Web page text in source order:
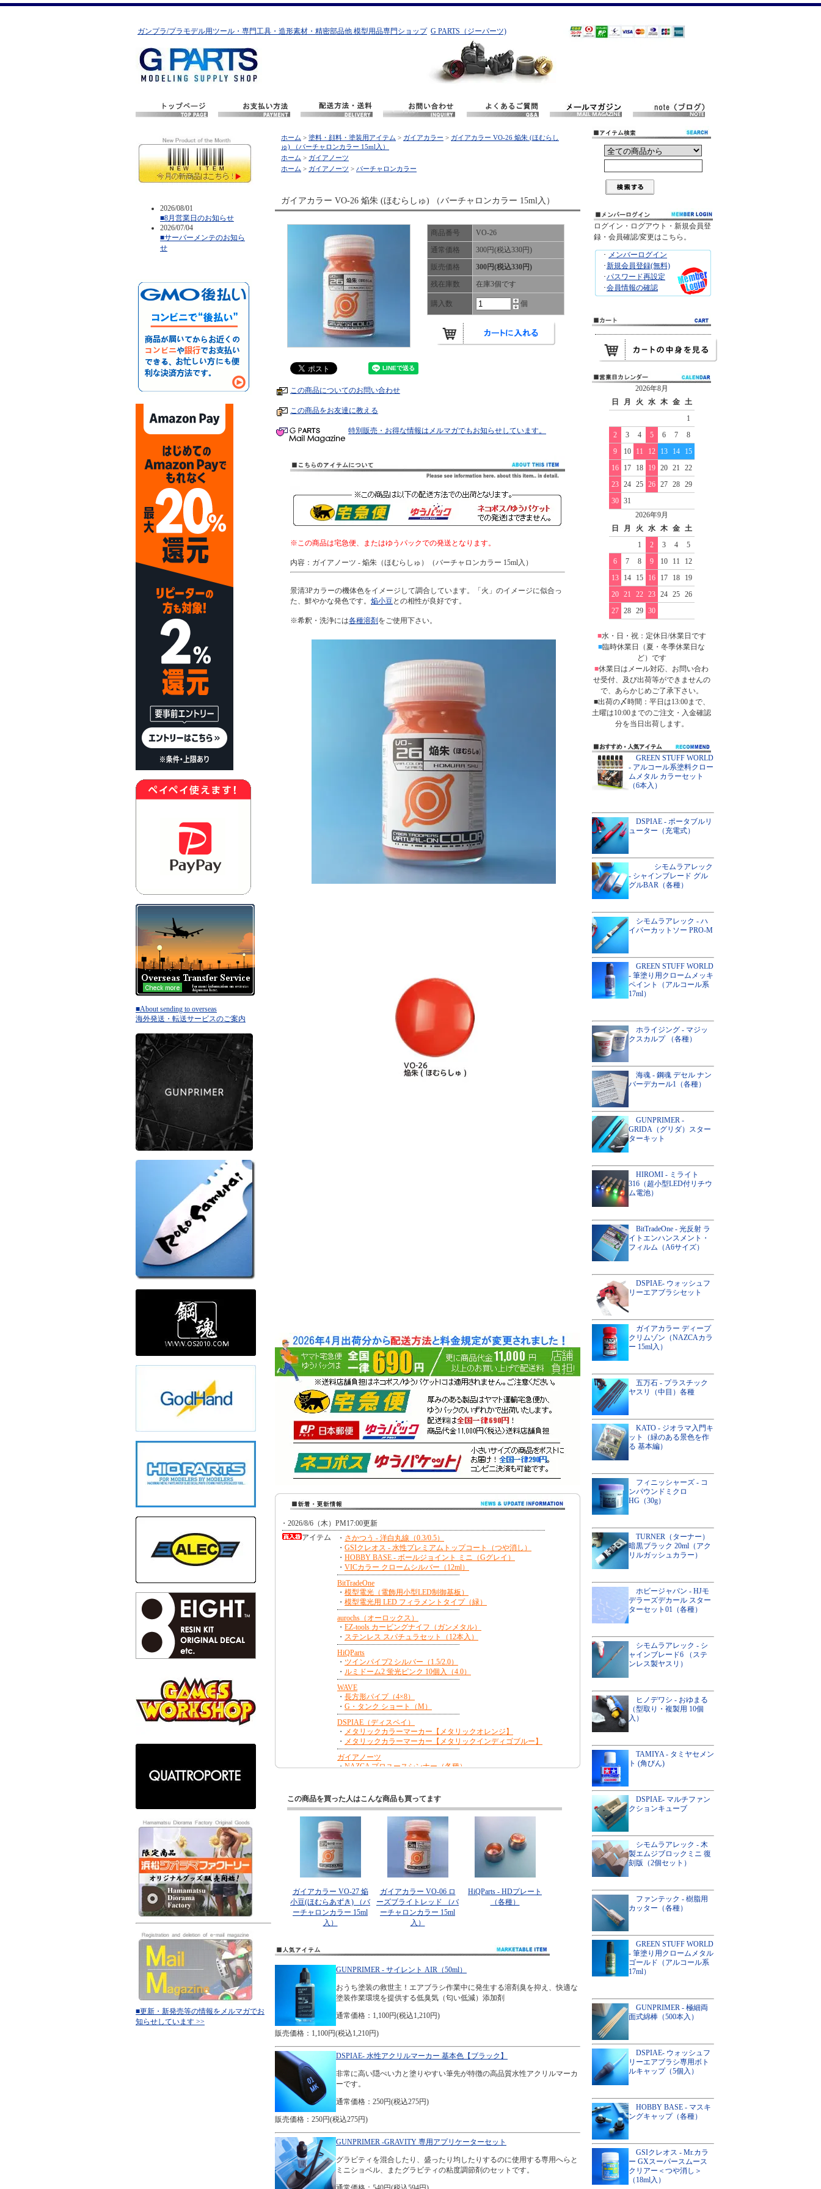
ガンプラ/プラモデル用ツール・専門工具・造形素材・精密部品他 模型用品専門ショップ G PARTS（ジーパーツ)
2026/08/01
■8月営業日のお知らせ
2026/07/04
■サーバーメンテのお知ら
せ
■About sending to overseas
海外発送・転送サービスのご案内
■更新・新発売等の情報をメルマガでお
知らせしています >>
ホーム > 塗料・顔料・塗装用アイテム > ガイアカラー > ガイアカラー VO-26 焔朱 (ほむらし
ゅ) （バーチャロンカラー 15ml入）
ホーム > ガイアノーツ
ホーム > ガイアノーツ > バーチャロンカラー
ガイアカラー VO-26 焔朱 (ほむらしゅ) （バーチャロンカラー 15ml入）
商品番号
VO-26
通常価格
300円(税込330円)
販売価格
300円(税込330円)
残在庫数
在庫3個です
購入数 個
この商品についてのお問い合わせ
この商品をお友達に教える
特別販売・お得な情報はメルマガでもお知らせしています。
※この商品は宅急便、またはゆうパックでの発送となります。
内容：ガイアノーツ - 焔朱（ほむらしゅ）（バーチャロンカラー 15ml入）
景清3Pカラーの機体色をイメージして調合しています。「火」のイメージに似合っ
た、鮮やかな発色です。 焔小豆 との相性が良好です。
※希釈・洗浄には各種溶剤をご使用下さい。
この商品を買った人はこんな商品も買ってます
ガイアカラー VO-27 焔
小豆(ほむらあずき) （バ
ーチャロンカラー 15ml
入）
ガイアカラー VO-06 ロ
ーズブライトレッド （バ
ーチャロンカラー 15ml
入）
HiQParts - HDプレート
（各種）
GUNPRIMER - サイレント AIR（50ml）
おうち塗装の救世主！エアブラシ作業中に発生する溶剤臭を抑え、快適な
塗装作業環境を提供する低臭気（匂い低減）添加剤
通常価格：1,100円(税込1,210円)
販売価格：1,100円(税込1,210円)
DSPIAE- 水性アクリルマーカー 基本色【ブラック】
非常に高い隠ぺい力と塗りやすい筆先が特徴の高品質水性アクリルマーカ
ーです。
通常価格：250円(税込275円)
販売価格：250円(税込275円)
GUNPRIMER -GRAVITY 専用アプリケーターセット
グラビティを混合したり、盛ったり均したりするのに使用する専用へらと
ミニショベル、またグラビティの粘度調節剤のセットです。
ログイン・ログアウト・新規会員登
録・会員確認/変更はこちら。
･ メンバーログイン
･新規会員登録(無料)
･パスワード再設定
･会員情報の確認
2026年8月
日
月 火 水 木 金
土
1
2
3 4 5 6 7
8
9
10 11 12 13 14
15
16
17 18 19 20 21
22
23
24 25 26 27 28
29
30
31
2026年9月
日
月 火 水 木 金
土
1
2 3 4
5
6
7 8 9 10 11
12
13
14 15 16 17 18
19
20
21 22 23 24 25
26
27
28 29 30
■水・日・祝：定休日/休業日です
■臨時休業日（夏・冬季休業日な
ど）です
■休業日はメール対応、お問い合わ
せ受付、及び出荷等ができませんの
で、あらかじめご了承下さい。
■出荷の〆時間：平日は13:00まで、
土曜は10:00までのご注文・入金確認
分を当日出荷します。
GREEN STUFF WORLD
- アルコール系塗料クロー
ムメタル カラーセット
（6本入）
DSPIAE - ポータブルリ
ューター（充電式）
シモムラアレック
- シャインブレード グル
グルBAR（各種）
シモムラアレック - ハ
イパーカットソー PRO-M
GREEN STUFF WORLD
- 筆塗り用クロームメッキ
ペイント（アルコール系
17ml）
ホライジング - マジッ
クスカルプ （各種）
海魂 - 鋼魂 デセル ナン
バーデカール1（各種）
GUNPRIMER -
GRIDA（グリダ）スター
ターキット
HIROMI - ミライト
316（超小型LED付リチウ
ム電池）
BitTradeOne - 光反射 ラ
イトエンハンスメント・
フィルム（A6サイズ）
DSPIAE- ウォッシュフ
リーエアブラシセット
ガイアカラー ディープ
クリムゾン（NAZCAカラ
ー 15ml入）
五万石 - プラスチック
ヤスリ（中目）各種
KATO - ジオラマ入門キ
ット（緑のある景色を作
る 基本編）
フィニッシャーズ - コ
ンパウンドミクロ
HG（30g）
TURNER（ターナー）
暗黒ブラック 20ml（アク
リルガッシュカラー）
ホビージャパン - HJモ
デラーズデカール スター
ターセット01（各種）
シモムラアレック - シ
ャインブレード6 （ステ
ンレス製ヤスリ）
ヒノデワシ - おゆまる
（型取り・複製用 10個
入）
TAMIYA - タミヤセメン
ト (角びん)
DSPIAE- マルチファン
クションキューブ
シモムラアレック - 木
製エムジブロックミニ 復
刻版（2個セット）
ファンテック - 樹脂用
カッター（各種）
GREEN STUFF WORLD
- 筆塗り用クロームメタル
ゴールド（アルコール系
17ml）
GUNPRIMER - 極細両
面式綿棒（500本入）
DSPIAE- ウォッシュフ
リーエアブラシ専用ボト
ルキャップ（5個入）
HOBBY BASE - マスキ
ングキャップ（各種）
GSIクレオス - Mr.カラ
ー GXスーパースムース
クリアー＜つや消し＞
（18ml入）